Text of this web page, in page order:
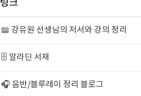
링크
📖 강유원 선생님의 저서와 강의 정리
🗄️ 알라딘 서재
🎧 음반/블루레이 정리 블로그